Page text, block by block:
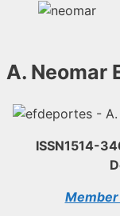
A. Neomar
ISSN1514-